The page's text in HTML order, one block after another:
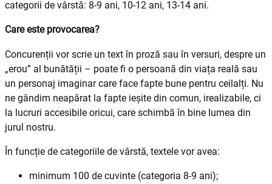
categorii de vârstă: 8-9 ani, 10-12 ani, 13-14 ani.
Care este provocarea?
Concurenții vor scrie un text în proză sau în versuri, despre un
„erou” al bunătății – poate fi o persoană din viața reală sau
un personaj imaginar care face fapte bune pentru ceilalți. Nu
ne gândim neapărat la fapte ieșite din comun, irealizabile, ci
la lucruri accesibile oricui, care schimbă în bine lumea din
jurul nostru.
În funcție de categoriile de vârstă, textele vor avea:
minimum 100 de cuvinte (categoria 8-9 ani);